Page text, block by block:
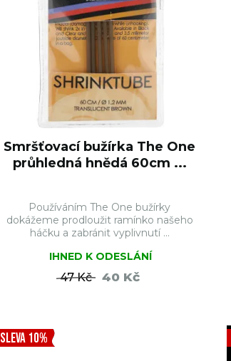
Smršťovací bužírka The One
průhledná hnědá 60cm ...
Používáním The One bužírky
dokážeme prodloužit ramínko našeho
háčku a zabránit vyplivnutí ...
IHNED K ODESLÁNÍ
47 Kč 40 Kč
SLEVA 10%